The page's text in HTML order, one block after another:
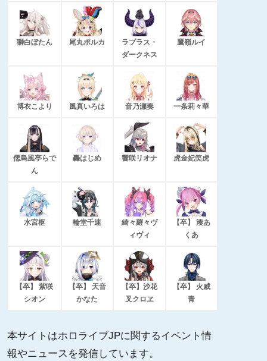
獅白ぼたん 尾丸ポルカ
ラプラス・
ダークネス
鷹嶺ルイ
博衣こより 風真いろは 音乃瀬奏 一条莉々華
儒烏風亭らで
ん
轟はじめ 響咲リオナ 虎金妃笑虎
水宮枢 輪堂千速
綺々羅々ヴ
ィヴィ
【卒】 湊あ
くあ
【卒】 紫咲
シオン
【卒】 天音
かなた
【卒】沙花
叉クロヱ
【卒】 火威
青
本サイトはホロライブJPに関するイベント情
報やニュースを発信しています。